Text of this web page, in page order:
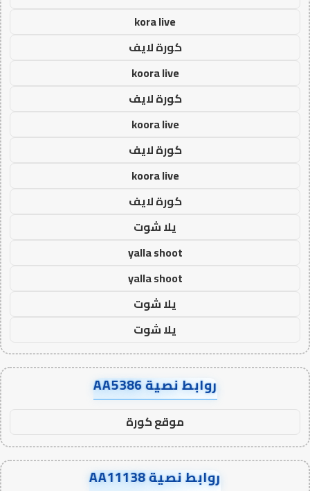
kora live
كورة لايف
koora live
كورة لايف
koora live
كورة لايف
koora live
كورة لايف
يلا شوت
yalla shoot
yalla shoot
يلا شوت
يلا شوت
روابط نصية AA5386
موقع كورة
روابط نصية AA11138